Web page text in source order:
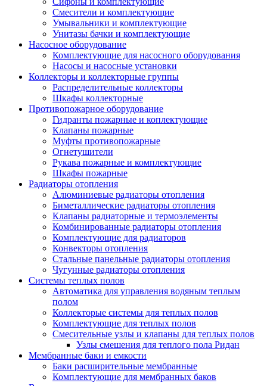
Смесители и комплектующие
Умывальники и комплектующие
Унитазы бачки и комплектующие
Насосное оборудование
Комплектующие для насосного оборудования
Насосы и насосные установки
Коллекторы и коллекторные группы
Распределительные коллекторы
Шкафы коллекторные
Противопожарное оборудование
Гидранты пожарные и коплектующие
Клапаны пожарные
Муфты противопожарные
Огнетушители
Рукава пожарные и комплектующие
Шкафы пожарные
Радиаторы отопления
Алюминиевые радиаторы отопления
Биметаллические радиаторы отопления
Клапаны радиаторные и термоэлементы
Комбинированные радиаторы отопления
Комплектующие для радиаторов
Конвекторы отопления
Стальные панельные радиаторы отопления
Чугунные радиаторы отопления
Системы теплых полов
Автоматика для управления водяным теплым
полом
Коллекторые системы для теплых полов
Комплектующие для теплых полов
Смесительные узлы и клапаны для теплых полов
Узлы смешения для теплого пола Ридан
Мембранные баки и емкости
Баки расширительные мембранные
Комплектующие для мембранных баков